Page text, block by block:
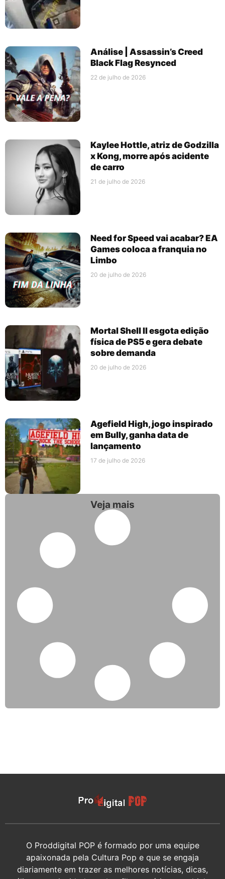
Análise | Assassin’s Creed
Black Flag Resynced
22 de julho de 2026
Kaylee Hottle, atriz de Godzilla
x Kong, morre após acidente
de carro
21 de julho de 2026
Need for Speed vai acabar? EA
Games coloca a franquia no
Limbo
20 de julho de 2026
Mortal Shell II esgota edição
física de PS5 e gera debate
sobre demanda
20 de julho de 2026
Agefield High, jogo inspirado
em Bully, ganha data de
lançamento
17 de julho de 2026
Veja mais
O Proddigital POP é formado por uma equipe
apaixonada pela Cultura Pop e que se engaja
diariamente em trazer as melhores notícias, dicas,